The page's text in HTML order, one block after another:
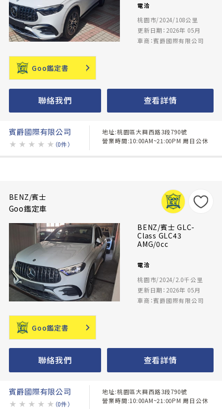
電洽
桃園市/2024/108公里
更新日期：2026年 05月
車商：賓爵國際有限公司
Goo鑑定書
聯絡我們 查看詳情
賓爵國際有限公司
★ ★ ★ ★ ★ （0件）
地址:桃園區大興西路3段790號
營業時間:10:00AM~21:00PM 周日公休
BENZ/賓士
Goo鑑定車
BENZ/賓士 GLC-
Class GLC43
AMG/0cc
電洽
桃園市/2024/2.0千公里
更新日期：2026年 05月
車商：賓爵國際有限公司
Goo鑑定書
聯絡我們 查看詳情
賓爵國際有限公司
★ ★ ★ ★ ★ （0件）
地址:桃園區大興西路3段790號
營業時間:10:00AM~21:00PM 周日公休